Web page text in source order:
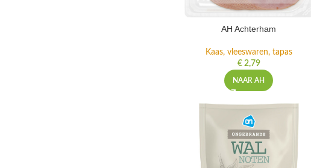
AH Achterham
Kaas, vleeswaren, tapas
€2,79
NAAR AH